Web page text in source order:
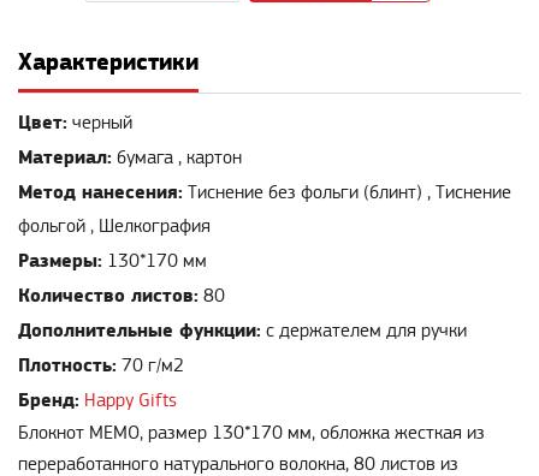
Характеристики
Цвет: черный
Материал: бумага , картон
Метод нанесения:
фольгой , Шелкография
Размеры: 130*170 мм
Количество листов: 80
Дополнительные функции: с держателем для ручки
Плотность: 70 г/м2
Бренд: Happy Gifts
Блокнот MEMO, размер 130*170 мм, обложка жесткая из
переработанного натурального волокна, 80 листов из